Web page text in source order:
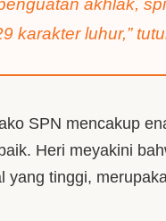
akhlak,
karakter luhur,”
SPN mencakup
Heri meyakini
yang tinggi,